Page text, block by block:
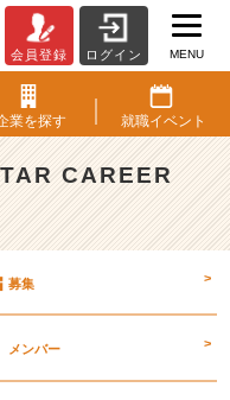
会員登録 ログイン MENU
業を探す 就職イベント
CAREER
募集 >
メンバー >